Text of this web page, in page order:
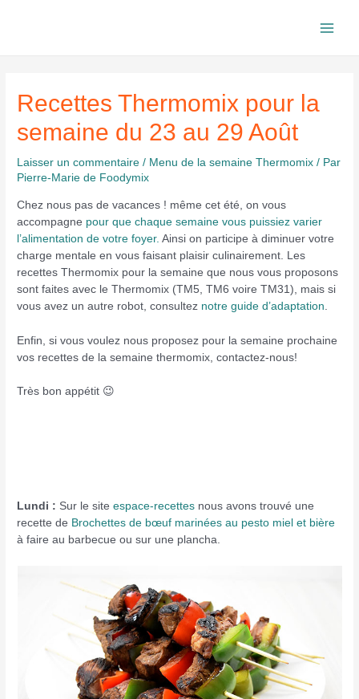
Recettes Thermomix pour la
semaine du 23 au 29 Août
Laisser un commentaire / Menu de la semaine Thermomix / Par
Pierre-Marie de Foodymix
Chez nous pas de vacances ! même cet été, on vous
accompagne pour que chaque semaine vous puissiez varier
l’alimentation de votre foyer. Ainsi on participe à diminuer votre
charge mentale en vous faisant plaisir culinairement. Les
recettes Thermomix pour la semaine que nous vous proposons
sont faites avec le Thermomix (TM5, TM6 voire TM31), mais si
vous avez un autre robot, consultez notre guide d’adaptation
Enfin, si vous voulez nous proposez pour la semaine prochaine
vos recettes de la semaine thermomix, contactez-nous!
Très bon appétit 😉
Lundi : Sur le siteespace-recettes nous avons trouvé une
recette de Brochettes de bœuf marinées au pesto miel et bière
à faire au barbecue ou sur une plancha.